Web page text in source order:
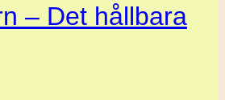
– Det hållbara